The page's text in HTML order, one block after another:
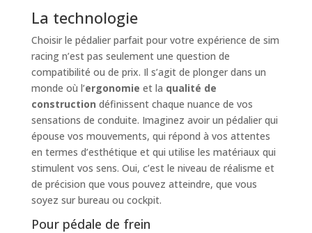
La technologie
Choisir le pédalier parfait pour votre expérience de sim
racing n’est pas seulement une question de
compatibilité ou de prix. Il s’agit de plonger dans un
monde où l’ergonomie et la qualité de
construction définissent chaque nuance de vos
sensations de conduite. Imaginez avoir un pédalier qui
épouse vos mouvements, qui répond à vos attentes
en termes d’esthétique et qui utilise les matériaux qui
stimulent vos sens. Oui, c’est le niveau de réalisme et
de précision que vous pouvez atteindre, que vous
soyez sur bureau ou cockpit.
Pour pédale de frein